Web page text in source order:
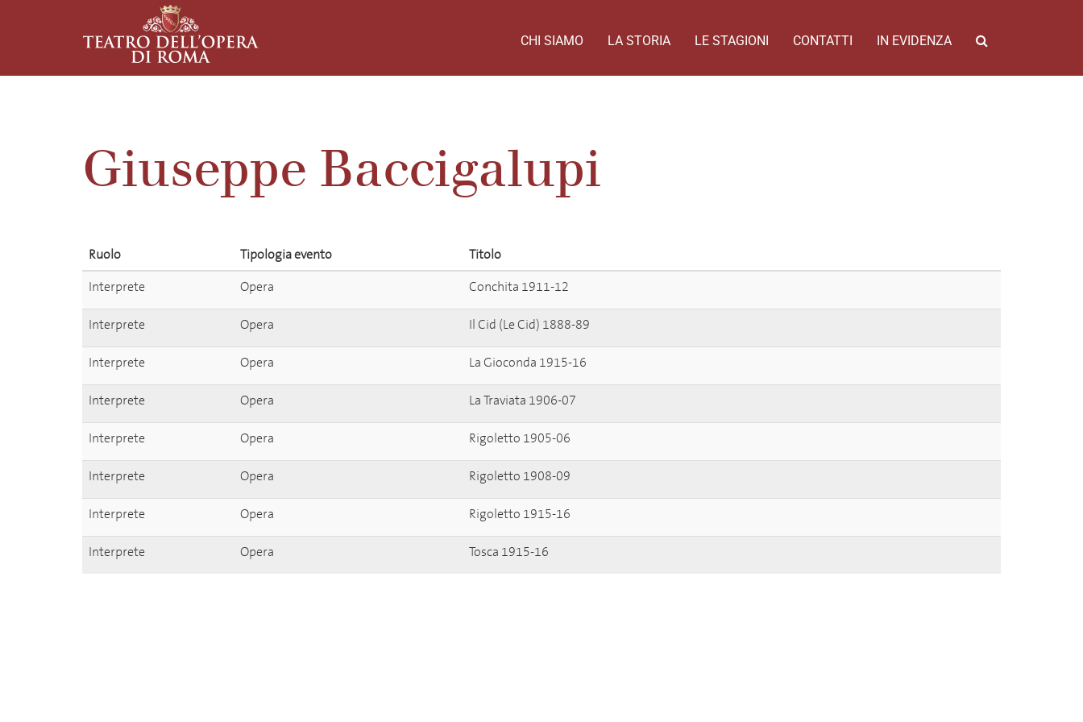
CHI SIAMO LA STORIA LE STAGIONI CONTATTI IN EVIDENZA
Giuseppe Baccigalupi
Ruolo Tipologia evento
Titolo
Interprete
Opera Conchita 1911-12
Interprete Opera Il Cid (Le Cid) 1888-89
Interprete Opera La Gioconda 1915-16
Interprete Opera La Traviata 1906-07
Interprete Opera Rigoletto 1905-06
Interprete Opera Rigoletto 1908-09
Interprete Opera Rigoletto 1915-16
Interprete Opera Tosca 1915-16